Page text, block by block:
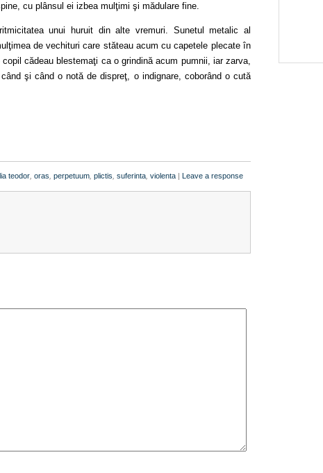
cu plânsul ei izbea mulţimi şi mădulare fine.
unui huruit din alte vremuri. Sunetul metalic al
de vechituri care stăteau acum cu capetele plecate în
cădeau blestemaţi ca o grindină acum pumnii, iar zarva,
şi când o notă de dispreţ, o indignare, coborând o cută
teodor oras perpetuum plictis suferinta violenta | Leave a response